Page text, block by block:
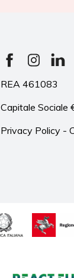
REA 461083
Capitale Sociale
Privacy Policy -